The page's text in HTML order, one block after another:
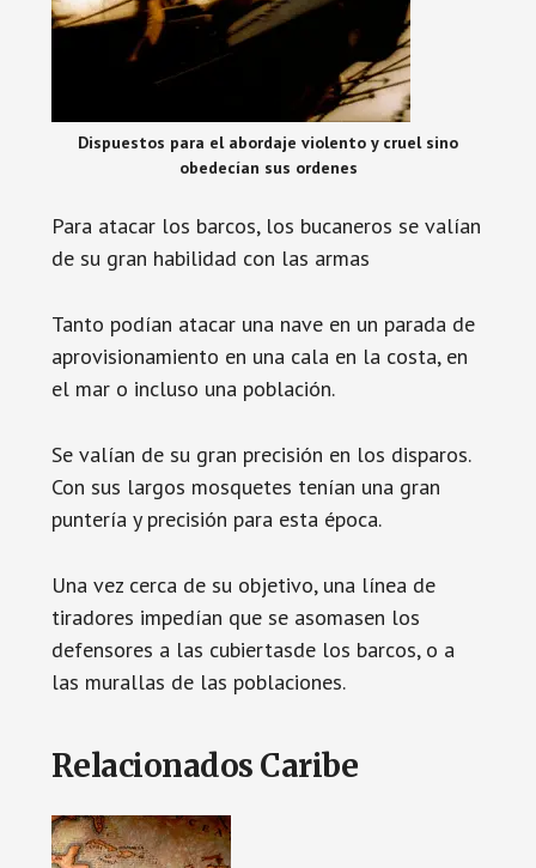
Dispuestos para el abordaje violento y cruel sino
obedecían sus ordenes
Para atacar los barcos, los bucaneros se valían
de su gran habilidad con las armas
Tanto podían atacar una nave en un parada de
aprovisionamiento en una cala en la costa, en
el mar o incluso una población.
Se valían de su gran precisión en los disparos.
Con sus largos mosquetes tenían una gran
puntería y precisión para esta época.
Una vez cerca de su objetivo, una línea de
tiradores impedían que se asomasen los
defensores a las cubiertasde los barcos, o a
las murallas de las poblaciones.
Relacionados Caribe